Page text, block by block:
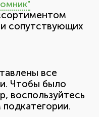
сопутствующих
все
Чтобы было
воспользуйтесь